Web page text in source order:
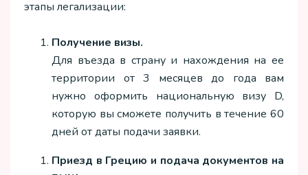
этапы легализации:
Получение визы.
Для въезда в страну и нахождения на ее
территории от 3 месяцев до года вам
нужно оформить национальную визу D,
которую вы сможете получить в течение 60
дней от даты подачи заявки.
Приезд в Грецию и подача документов на